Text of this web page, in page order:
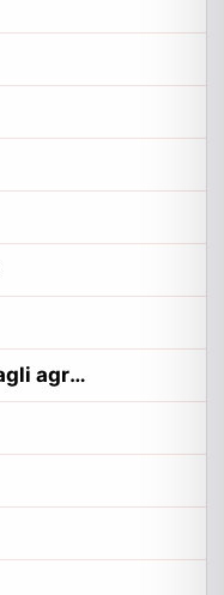
Dentice al vapore con salsa agli agrumi